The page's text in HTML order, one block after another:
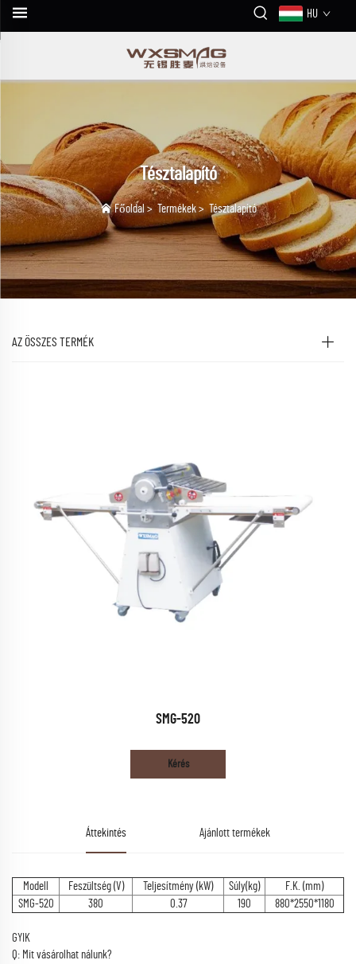
HU
Tésztalapító
Főoldal> Termékek>Tésztalapító
AZ ÖSSZES TERMÉK
SMG-520
Kérés
Áttekintés Ajánlott termékek
Modell Feszültség (V) Teljesítmény (kW) Súly(kg)
F.K. (mm)
SMG-520
380 0.37 190 880*2550*1180
GYIK
Q: Mit vásárolhat nálunk?